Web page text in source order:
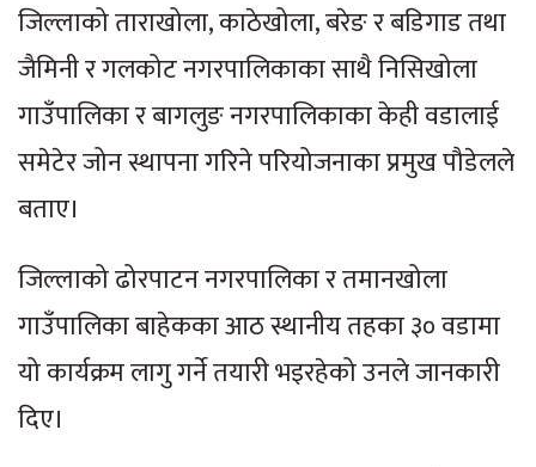
जिल्लाको ताराखोला, काठेखोला, बरेङ र बडिगाड तथा
जैमिनी र गलकोट नगरपालिकाका साथै निसिखोला
गाउँपालिका र बागलुङ नगरपालिकाका केही वडालाई
समेटेर जोन स्थापना गरिने परियोजनाका प्रमुख पौडेलले
बताए।
जिल्लाको ढोरपाटन नगरपालिका र तमानखोला
गाउँपालिका बाहेकका आठ स्थानीय तहका ३० वडामा
यो कार्यक्रम लागु गर्ने तयारी भइरहेको उनले जानकारी
दिए।